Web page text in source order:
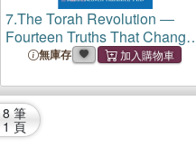
7.The Torah Revolution ―
Fourteen Truths That
the World
無庫存
8 筆
1 頁